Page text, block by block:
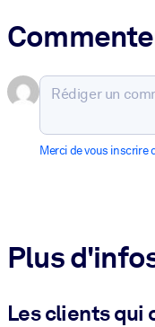
Merci de vous inscrire
Plus
Les clients qui